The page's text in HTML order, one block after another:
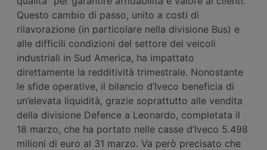
Questo cambio di passo, unito a costi di
rilavorazione (in particolare nella divisione Bus) e
alle difficili condizioni del settore dei veicoli
industriali in Sud America, ha impattato
direttamente la redditività trimestrale. Nonostante
le sfide operative, il bilancio d’Iveco beneficia di
un’elevata liquidità, grazie soprattutto alle vendita
della divisione Defence a Leonardo, completata il
18 marzo, che ha portato nelle casse d’Iveco 5.498
milioni di euro al 31 marzo. Va però precisato che